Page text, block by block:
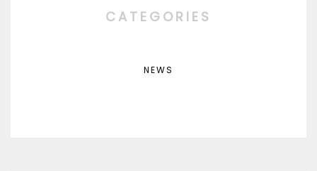
CATEGORIES
NEWS